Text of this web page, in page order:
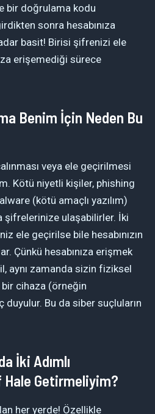
bir doğrulama kodu
sonra hesabınıza
basit! Birisi şifrenizi ele
erişemediği sürece
Benim İçin Neden Bu
veya ele geçirilmesi
Kötü niyetli kişiler, phishing
(kötü amaçlı yazılım)
şifrelerinize ulaşabilirler. İki
ele geçirilse bile hesabınızın
Çünkü hesabınıza erişmek
aynı zamanda sizin fiziksel
cihaza (örneğin
Bu da siber suçluların
İki Adımlı
Hale Getirmeliyim?
her yerde! Özellikle